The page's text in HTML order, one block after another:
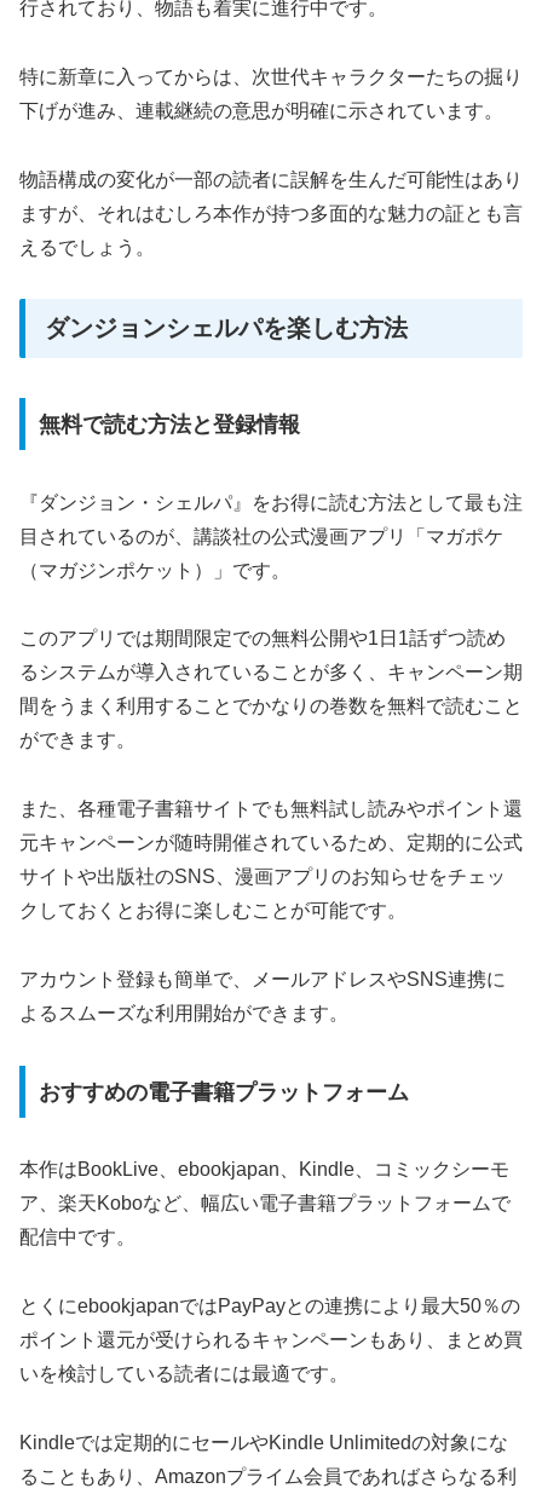
行されており、物語も着実に進行中です。
特に新章に入ってからは、次世代キャラクターたちの掘り
下げが進み、連載継続の意思が明確に示されています。
物語構成の変化が一部の読者に誤解を生んだ可能性はあり
ますが、それはむしろ本作が持つ多面的な魅力の証とも言
えるでしょう。
ダンジョンシェルパを楽しむ方法
無料で読む方法と登録情報
『ダンジョン・シェルパ』をお得に読む方法として最も注
目されているのが、講談社の公式漫画アプリ「マガポケ
（マガジンポケット）」です。
このアプリでは期間限定での無料公開や1日1話ずつ読め
るシステムが導入されていることが多く、キャンペーン期
間をうまく利用することでかなりの巻数を無料で読むこと
ができます。
また、各種電子書籍サイトでも無料試し読みやポイント還
元キャンペーンが随時開催されているため、定期的に公式
サイトや出版社のSNS、漫画アプリのお知らせをチェッ
クしておくとお得に楽しむことが可能です。
アカウント登録も簡単で、メールアドレスやSNS連携に
よるスムーズな利用開始ができます。
おすすめの電子書籍プラットフォーム
本作はBookLive、ebookjapan、Kindle、コミックシーモ
ア、楽天Koboなど、幅広い電子書籍プラットフォームで
配信中です。
とくにebookjapanではPayPayとの連携により最大50％の
ポイント還元が受けられるキャンペーンもあり、まとめ買
いを検討している読者には最適です。
Kindleでは定期的にセールやKindle Unlimitedの対象にな
ることもあり、Amazonプライム会員であればさらなる利